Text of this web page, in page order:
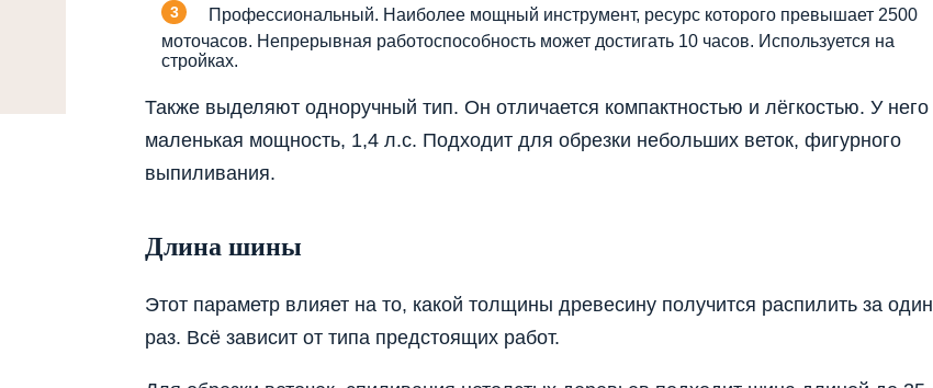
Профессиональный. Наиболее мощный инструмент, ресурс которого превышает 2500
моточасов. Непрерывная работоспособность может достигать 10 часов. Используется на
стройках.
Также выделяют одноручный тип. Он отличается компактностью и лёгкостью. У него
маленькая мощность, 1,4 л.с. Подходит для обрезки небольших веток, фигурного
выпиливания.
Длина шины
Этот параметр влияет на то, какой толщины древесину получится распилить за один
раз. Всё зависит от типа предстоящих работ.